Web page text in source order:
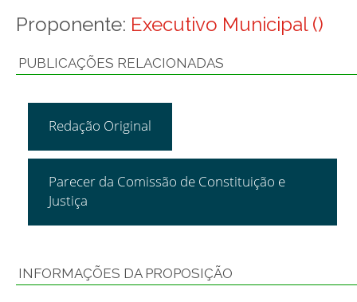
Proponente: Executivo Municipal ()
PUBLICAÇÕES RELACIONADAS
Redação Original
Parecer da Comissão de Constituição e
Justiça
INFORMAÇÕES DA PROPOSIÇÃO